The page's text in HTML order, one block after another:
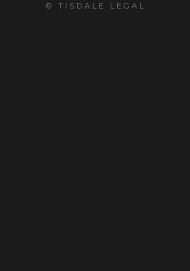
© TISDALE LEGAL